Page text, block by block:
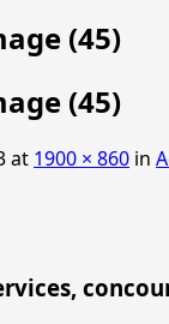
(45)
(45)
at 1900 × 860 in